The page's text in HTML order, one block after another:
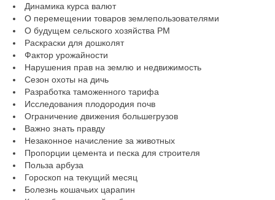
Динамика курса валют
О перемещении товаров землепользователями
О будущем сельского хозяйства РМ
Раскраски для дошколят
Фактор урожайности
Нарушения прав на землю и недвижимость
Сезон охоты на дичь
Разработка таможенного тарифа
Исследования плодородия почв
Ограничение движения большегрузов
Важно знать правду
Незаконное начисление за животных
Пропорции цемента и песка для строителя
Польза арбуза
Гороскоп на текущий месяц
Болезнь кошачьих царапин